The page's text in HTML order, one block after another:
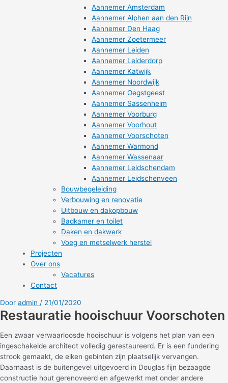
Aannemer Amsterdam
Aannemer Alphen aan den Rijn
Aannemer Den Haag
Aannemer Zoetermeer
Aannemer Leiden
Aannemer Leiderdorp
Aannemer Katwijk
Aannemer Noordwijk
Aannemer Oegstgeest
Aannemer Sassenheim
Aannemer Voorburg
Aannemer Voorhout
Aannemer Voorschoten
Aannemer Warmond
Aannemer Wassenaar
Aannemer Leidschendam
Aannemer Leidschenveen
Bouwbegeleiding
Verbouwing en renovatie
Uitbouw en dakopbouw
Badkamer en toilet
Daken en dakwerk
Voeg en metselwerk herstel
Projecten
Over ons
Vacatures
Contact
Door admin / 21/01/2020
Restauratie hooischuur Voorschoten
Een zwaar verwaarloosde hooischuur is volgens het plan van een
ingeschakelde architect volledig gerestaureerd. Er is een fundering
strook gemaakt, de eiken gebinten zijn plaatselijk vervangen.
Daarnaast is de buitengevel uitgevoerd in Douglas fijn bezaagde
constructie hout gerenoveerd en afgewerkt met onder andere